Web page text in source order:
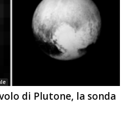
di Plutone, la sonda